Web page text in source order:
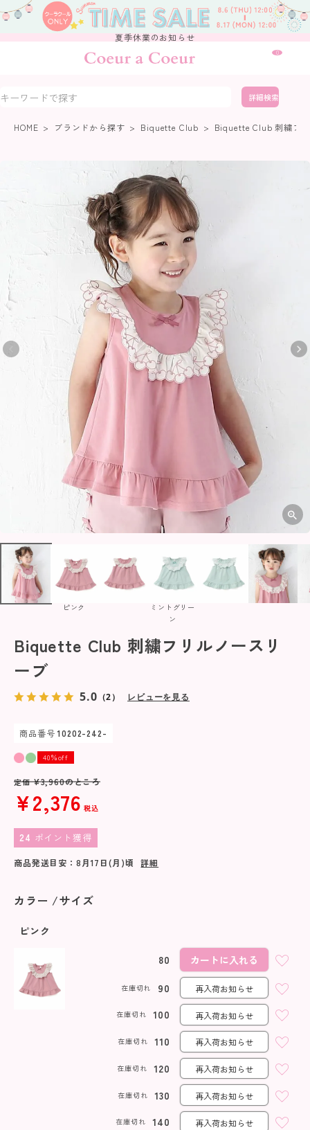
夏季休業のお知らせ
0
詳細検索
HOME ブランドから探す Biquette Club Biquette Club 刺繍フ
ピンク
ミントグリー
ン
Biquette Club 刺繍フリルノースリ
ーブ
5.0 （2） レビューを見る
商品番号 10202-242-
40％off
定価 ¥3,960のところ
¥2,376 税込
24 ポイント獲得
商品発送目安： 8月17日(月)頃 詳細
カラー サイズ
ピンク
80 カートに入れる
90
在庫切れ 再入荷お知らせ
100
在庫切れ 再入荷お知らせ
110
在庫切れ 再入荷お知らせ
120
在庫切れ 再入荷お知らせ
130
在庫切れ 再入荷お知らせ
140
在庫切れ 再入荷お知らせ